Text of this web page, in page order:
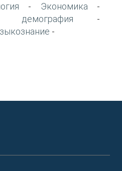
- Экономика -
-
-